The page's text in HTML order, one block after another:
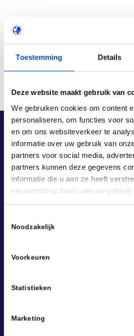
Toestemming Details
Deze website maakt gebruik van
We gebruiken cookies om content
personaliseren, om functies voor
en om ons websiteverkeer te
informatie over uw gebruik van
partners voor social media,
partners kunnen deze gegevens
informatie die u aan ze heeft
verzameld op basis van uw gebruik
Noodzakelijk
Voorkeuren
Statistieken
Marketing
Laan van Nieuw Oost-Indië 131-133